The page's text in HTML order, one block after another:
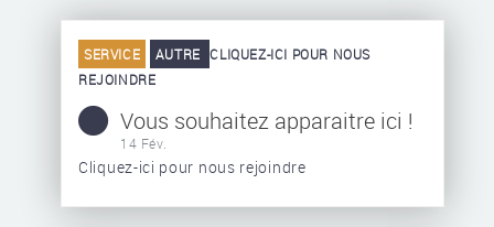
SERVICE AUTRE CLIQUEZ-ICI POUR NOUS
REJOINDRE
Vous souhaitez apparaitre ici !
14 Fév.
Cliquez-ici pour nous rejoindre